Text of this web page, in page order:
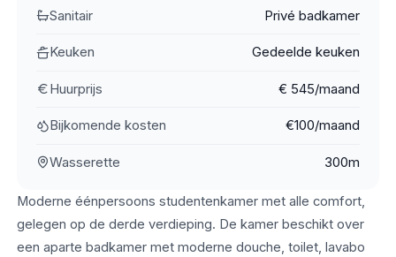
Sanitair Privé badkamer
Keuken Gedeelde keuken
Huurprijs € 545/maand
Bijkomende kosten €100/maand
Wasserette 300m
Moderne éénpersoons studentenkamer met alle comfort,
gelegen op de derde verdieping. De kamer beschikt over
een aparte badkamer met moderne douche, toilet, lavabo